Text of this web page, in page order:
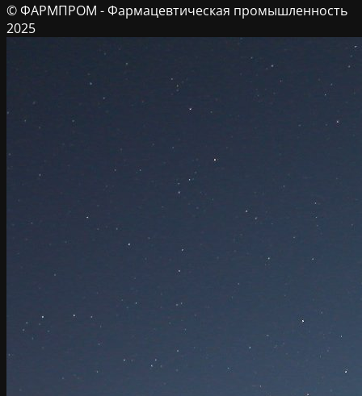
© ФАРМПРОМ - Фармацевтическая промышленность
2025